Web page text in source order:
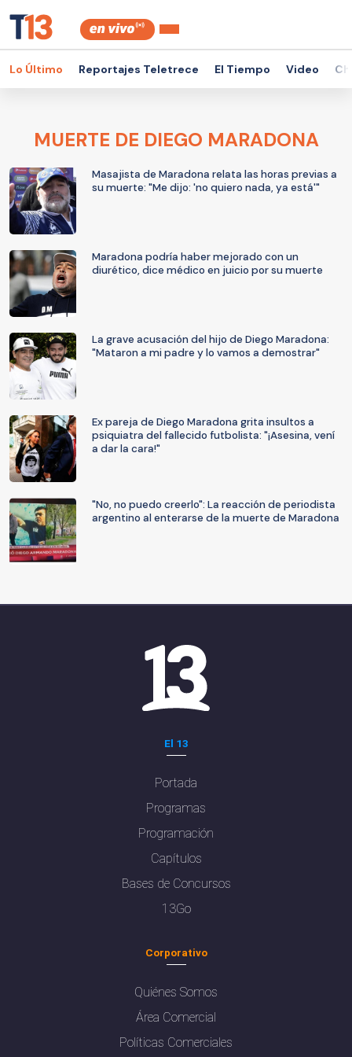
Lo Último Reportajes Teletrece El Tiempo Video
MUERTE DE DIEGO MARADONA
Masajista de Maradona relata las horas previas a
su muerte: "Me dijo: 'no quiero nada, ya está'"
Maradona podría haber mejorado con un
diurético, dice médico en juicio por su muerte
La grave acusación del hijo de Diego Maradona:
"Mataron a mi padre y lo vamos a demostrar"
Ex pareja de Diego Maradona grita insultos a
psiquiatra del fallecido futbolista: "¡Asesina, vení
a dar la cara!"
"No, no puedo creerlo": La reacción de periodista
argentino al enterarse de la muerte de Maradona
El 13
Portada
Programas
Programación
Capítulos
Bases de Concursos
13Go
Corporativo
Quiénes Somos
Área Comercial
Políticas Comerciales